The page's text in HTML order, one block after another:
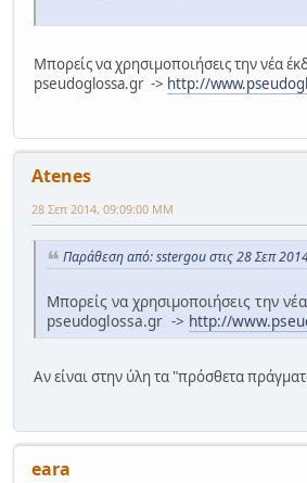
Μπορείς να χρησιμοποιήσεις την νέα
pseudoglossa.gr -> http://
Atenes
28 Σεπ 2014, 09:09:00 ΜΜ
Παράθεση από: sstergou στις 28 Σεπ
Μπορείς να χρησιμοποιήσεις την
pseudoglossa.gr -> http://
Αν είναι στην ύλη τα "πρόσθετα
eara